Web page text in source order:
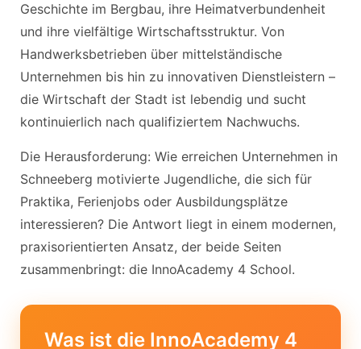
Geschichte im Bergbau, ihre Heimatverbundenheit
und ihre vielfältige Wirtschaftsstruktur. Von
Handwerksbetrieben über mittelständische
Unternehmen bis hin zu innovativen Dienstleistern –
die Wirtschaft der Stadt ist lebendig und sucht
kontinuierlich nach qualifiziertem Nachwuchs.
Die Herausforderung: Wie erreichen Unternehmen in
Schneeberg motivierte Jugendliche, die sich für
Praktika, Ferienjobs oder Ausbildungsplätze
interessieren? Die Antwort liegt in einem modernen,
praxisorientierten Ansatz, der beide Seiten
zusammenbringt: die InnoAcademy 4 School.
Was ist die InnoAcademy 4